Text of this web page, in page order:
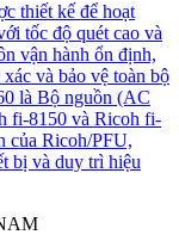
thiết kế để hoạt
tốc độ quét cao và
vận hành ổn định,
và bảo vệ toàn bộ
là Bộ nguồn (AC
fi-8150 và Ricoh fi-
của Ricoh/PFU,
bị và duy trì hiệu